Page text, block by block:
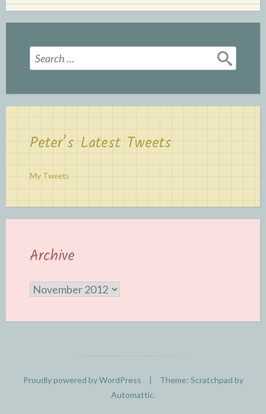
Search
for:
Peter’s Latest Tweets
My Tweets
Archive
Archive
Proudly powered by WordPress |
Theme: Scratchpad by
Automattic.